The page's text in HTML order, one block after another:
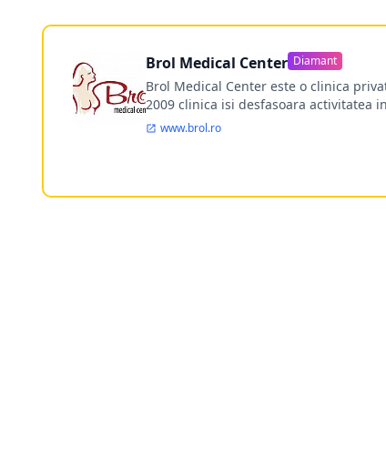
Brol Medical Center Diamant
Brol Medical Center este o clinica
2009 clinica isi desfasoara activitatea
www.brol.ro